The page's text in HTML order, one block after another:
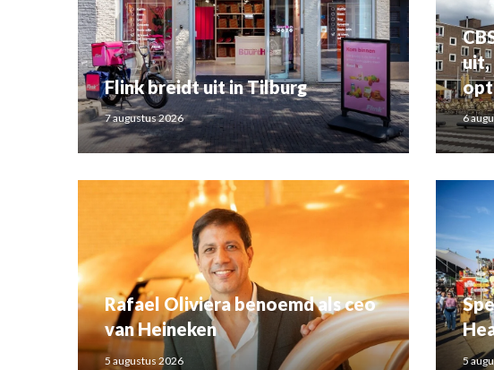
Flink breidt uit in Tilburg
7 augustus 2026
uit,
6
Rafael Oliviera benoemd als ceo
van Heineken
5 augustus 2026 5